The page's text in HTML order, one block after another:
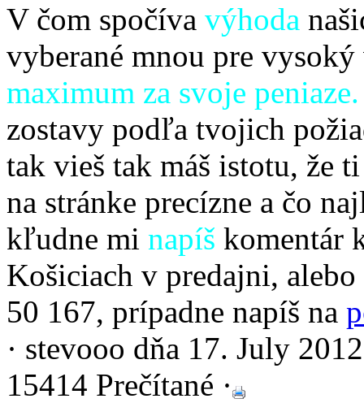
V čom spočíva výhoda
vyberané mnou pre
maximum za svoje peniaze.
zostavy podľa tvojich
tak vieš tak máš istotu, že
na stránke precízne a čo
kľudne mi napíš komentár
Košiciach v predajni,
50 167, prípadne napíš na
· stevooo dňa 17. July
15414 Prečítané ·